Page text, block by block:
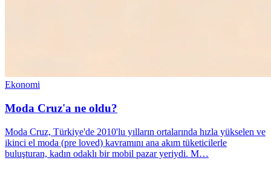
Ekonomi
Moda Cruz'a ne oldu?
Moda Cruz, Türkiye'de 2010'lu yılların ortalarında hızla yükselen ve
ikinci el moda (pre loved) kavramını ana akım tüketicilerle
buluşturan, kadın odaklı bir mobil pazar yeriydi. M…